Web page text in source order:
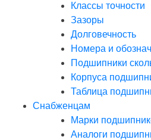
Классы точности
Зазоры
Долговечность
Номера и
Подшипники
Корпуса
Таблица
Снабженцам
Марки
Аналоги